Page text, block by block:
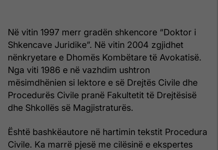
Në vitin 1997 merr gradën shkencore “Doktor i
Shkencave Juridike”. Në vitin 2004 zgjidhet
nënkryetare e Dhomës Kombëtare të Avokatisë.
Nga viti 1986 e në vazhdim ushtron
mësimdhënien si lektore e së Drejtës Civile dhe
Procedurës Civile pranë Fakultetit të Drejtësisë
dhe Shkollës së Magjistraturës.
Është bashkëautore në hartimin tekstit Procedura
Civile. Ka marrë pjesë me cilësinë e ekspertes